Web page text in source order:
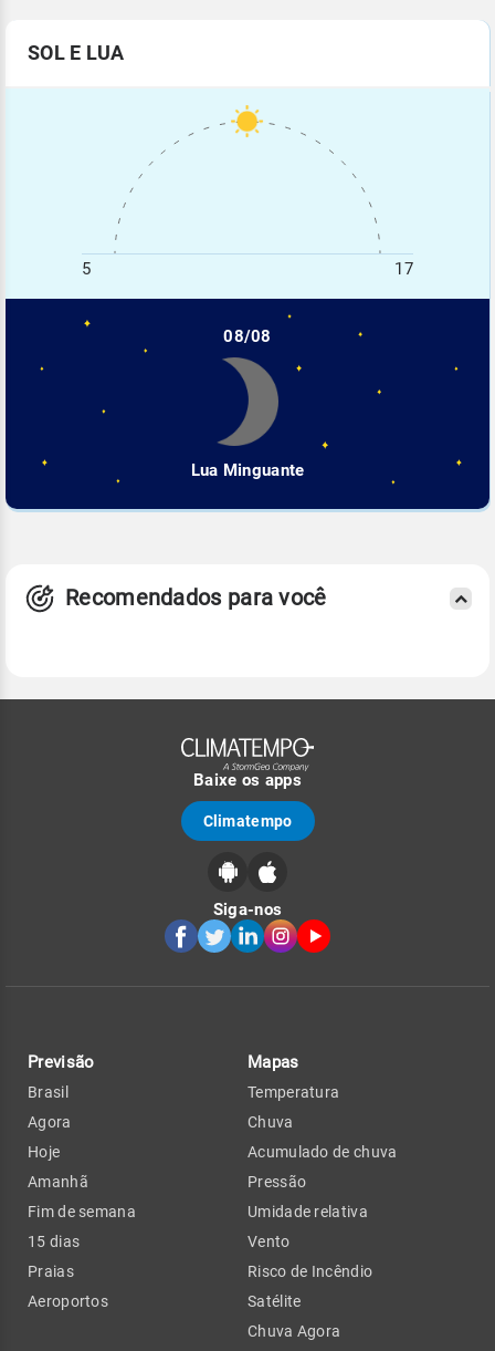
SOL E LUA
5 17
08/08
Lua Minguante
Recomendados para você
Baixe os apps
Climatempo
Siga-nos
Previsão
Brasil
Agora
Hoje
Amanhã
Fim de semana
15 dias
Praias
Aeroportos
Mapas
Temperatura
Chuva
Acumulado de chuva
Pressão
Umidade relativa
Vento
Risco de Incêndio
Satélite
Chuva Agora